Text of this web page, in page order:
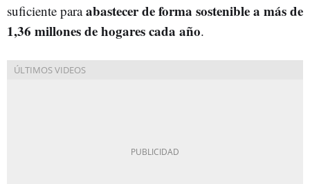
suficiente paraabastecer de forma sostenible a más de
1,36 millones de hogares cada año.